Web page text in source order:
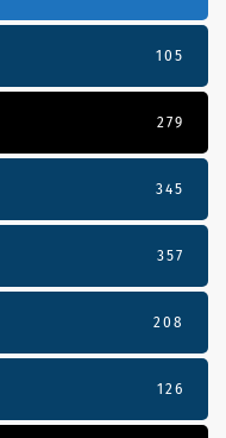
105
279
345
357
208
126